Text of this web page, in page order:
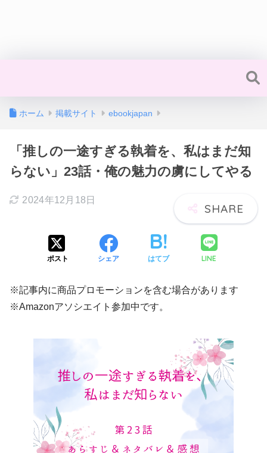
ホーム 掲載サイト ebookjapan
「推しの一途すぎる執着を、私はまだ知
らない」23話・俺の魅力の虜にしてやる
2024年12月18日
ポスト シェア はてブ LINE
※記事内に商品プロモーションを含む場合があります
※Amazonアソシエイト参加中です。